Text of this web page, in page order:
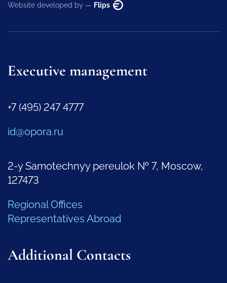
Website developed by — Flips
Executive management
+7 (495) 247 4777
id@opora.ru
2-y Samotechnyy pereulok № 7, Moscow,
127473
Regional Offices
Representatives Abroad
Additional Contacts